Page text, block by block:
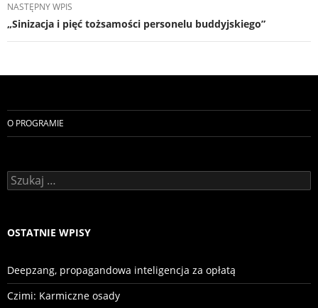
NASTĘPNY WPIS
„Sinizacja i pięć tożsamości personelu buddyjskiego”
O PROGRAMIE
Szukaj:
OSTATNIE WPISY
Deepzang, propagandowa inteligencja za opłatą
Czimi: Karmiczne osady